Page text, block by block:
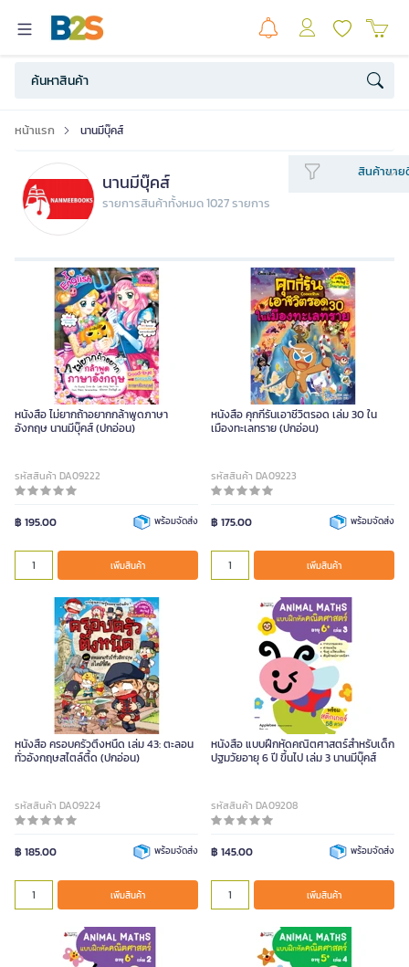
หน้าแรก นานมีบุ๊คส์
นานมีบุ๊คส์
รายการสินค้าทั้งหมด 1027 รายการ
สินค้าขาย
หนังสือ ไม่ยากถ้าอยากกล้าพูดภาษา
อังกฤษ นานมีบุ๊คส์ (ปกอ่อน)
รหัสสินค้า DA09222
฿ 195.00 พร้อมจัดส่ง
เพิ่มสินค้า
หนังสือ คุกกี้รันเอาชีวิตรอด เล่ม 30 ใน
เมืองทะเลทราย (ปกอ่อน)
รหัสสินค้า DA09223
฿ 175.00 พร้อมจัดส่ง
เพิ่มสินค้า
หนังสือ ครอบครัวตึ๋งหนืด เล่ม 43: ตะลอน
ทั่วอังกฤษสไตล์ตื้ด (ปกอ่อน)
รหัสสินค้า DA09224
฿ 185.00 พร้อมจัดส่ง
เพิ่มสินค้า
หนังสือ แบบฝึกหัดคณิตศาสตร์สำหรับเด็ก
ปฐมวัยอายุ 6 ปี ขึ้นไป เล่ม 3 นานมีบุ๊คส์
รหัสสินค้า DA09208
฿ 145.00 พร้อมจัดส่ง
เพิ่มสินค้า